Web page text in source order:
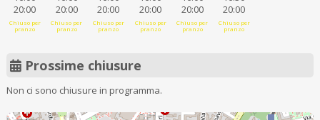
20:00
Chiuso per
pranzo
20:00
Chiuso per
pranzo
20:00
Chiuso per
pranzo
20:00
Chiuso per
pranzo
20:00
Chiuso per
pranzo
20:00
Chiuso per
pranzo
Prossime chiusure
Non ci sono chiusure in programma.